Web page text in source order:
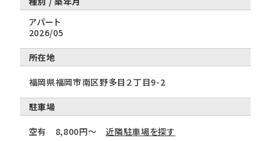
アパート
2026/05
所在地
福岡県福岡市南区野多目２丁目9-2
駐車場
空有 8,800円～ 近隣駐車場を探す